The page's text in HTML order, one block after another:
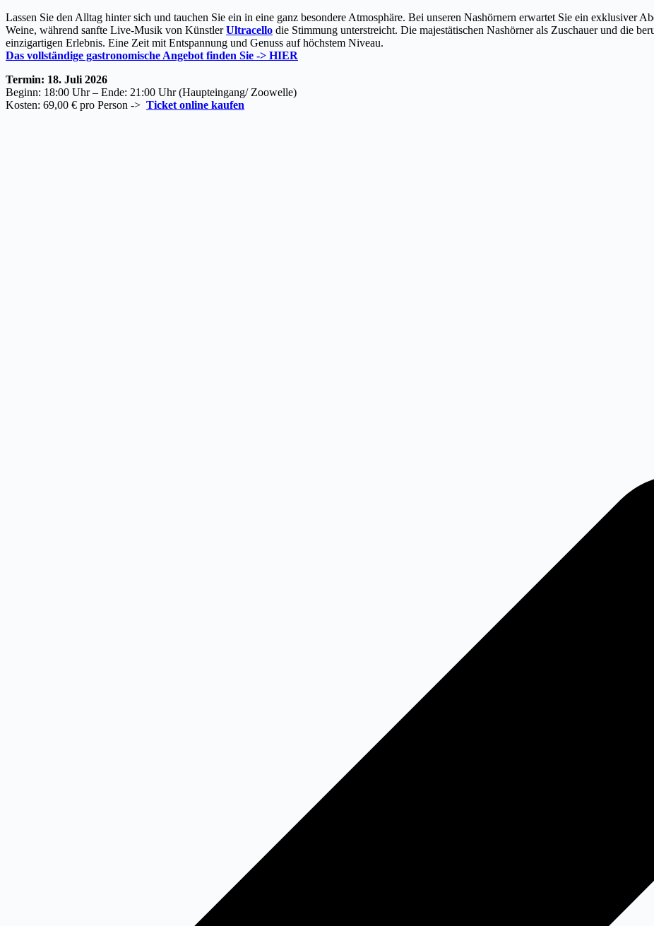
Lassen Sie den Alltag hinter sich und tauchen Sie ein in eine ganz besondere Atmosphäre. Bei unseren Nashörnern erwartet Sie ein exklusiver
Weine, während sanfte Live-Musik von KünstlerUltracello die Stimmung unterstreicht. Die majestätischen Nashörner als Zuschauer und die
einzigartigen Erlebnis. Eine Zeit mit Entspannung und Genuss auf höchstem Niveau.
Das vollständige gastronomische Angebot finden Sie -> HIER
Termin: 18. Juli 2026
Beginn: 18:00 Uhr – Ende: 21:00 Uhr (Haupteingang/ Zoowelle)
Kosten: 69,00 € pro Person -> Ticket online kaufen